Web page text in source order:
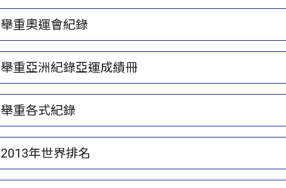
舉重奧運會紀錄
舉重亞洲紀錄亞運成績冊
舉重各式紀錄
2013年世界排名